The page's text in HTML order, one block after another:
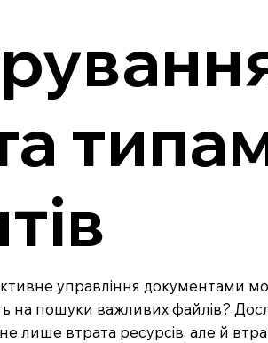
управління документами
на пошуки важливих файлів?
лише втрата ресурсів, але й